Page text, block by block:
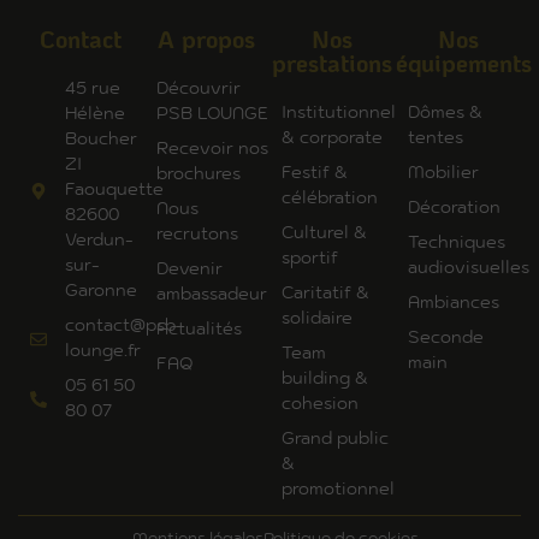
Contact
45 rue
Hélène
Boucher
ZI
Faouquette
82600
Verdun-
sur-
Garonne
contact@psb-
lounge.fr
05 61 50
80 07
A propos
Découvrir
PSB LOUNGE
Recevoir nos
brochures
Nous
recrutons
Devenir
ambassadeur
Actualités
FAQ
Nos
prestations
Institutionnel
& corporate
Festif &
célébration
Culturel &
sportif
Caritatif &
solidaire
Team
building &
cohesion
Grand public
&
promotionnel
Nos
équipements
Dômes &
tentes
Mobilier
Décoration
Techniques
audiovisuelles
Ambiances
Seconde
main